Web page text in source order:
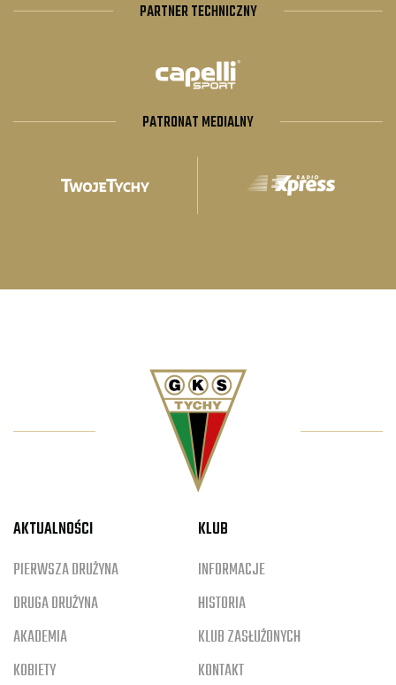
PARTNER TECHNICZNY
PATRONAT MEDIALNY
AKTUALNOŚCI
PIERWSZA DRUŻYNA
DRUGA DRUŻYNA
AKADEMIA
KOBIETY
KLUB
INFORMACJE
HISTORIA
KLUB ZASŁUŻONYCH
KONTAKT